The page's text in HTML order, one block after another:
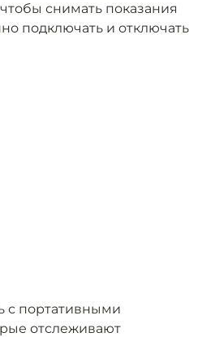
снимать показания
подключать и отключать
с портативными
отслеживают